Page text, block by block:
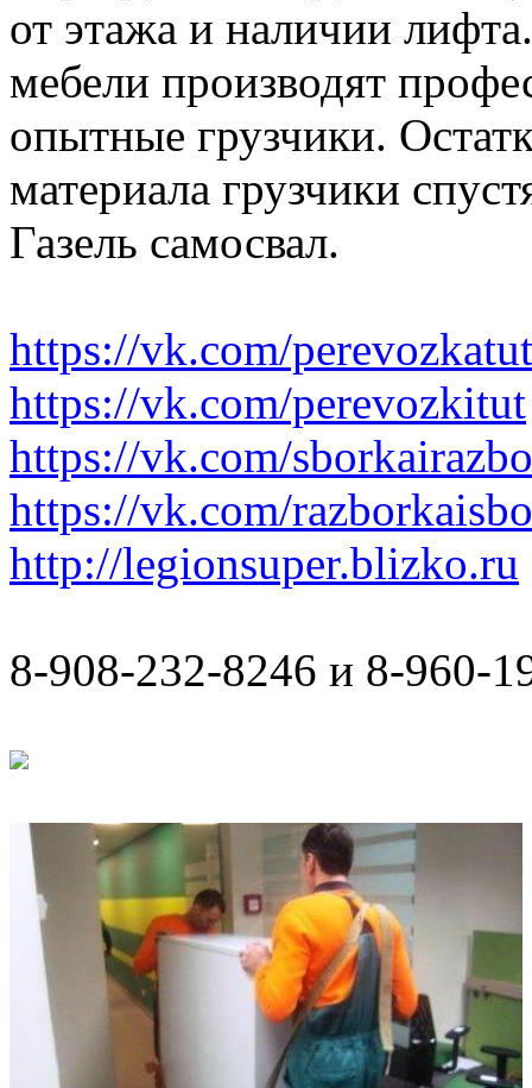
от этажа и наличии
мебели производят
опытные грузчики.
материала грузчики
Газель самосвал.
https://vk.com/perevozkatut
https://vk.com/perevozkitut
https://vk.com/
https://vk.com/
http://legionsuper.blizko.ru
8-908-232-8246 и 8-960-